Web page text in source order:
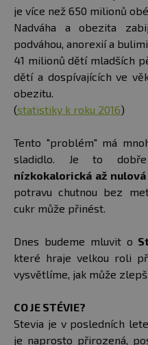
je více než 650 milionů
Nadváha a obezita
podváhou, anorexií a
41 milionů dětí mladších
dětí a dospívajících ve
obezitu.
(statistiky k roku 2016)
Tento "problém" má
sladidlo. Je to
nízkokalorická až
potravu chutnou bez
cukr může přinést.
Dnes budeme mluvit o
které hraje velkou roli
vysvětlíme, jak může
CO JE STÉVIE?
Stevia je v posledních
je naprosto přirozená,